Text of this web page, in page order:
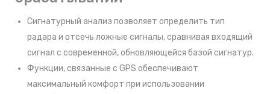
Сигнатурный анализ позволяет определить тип
радара и отсечь ложные сигналы, сравнивая входящий
сигнал с современной, обновляющейся базой сигнатур.
Функции, связанные с GPS обеспечивают
максимальный комфорт при использовании